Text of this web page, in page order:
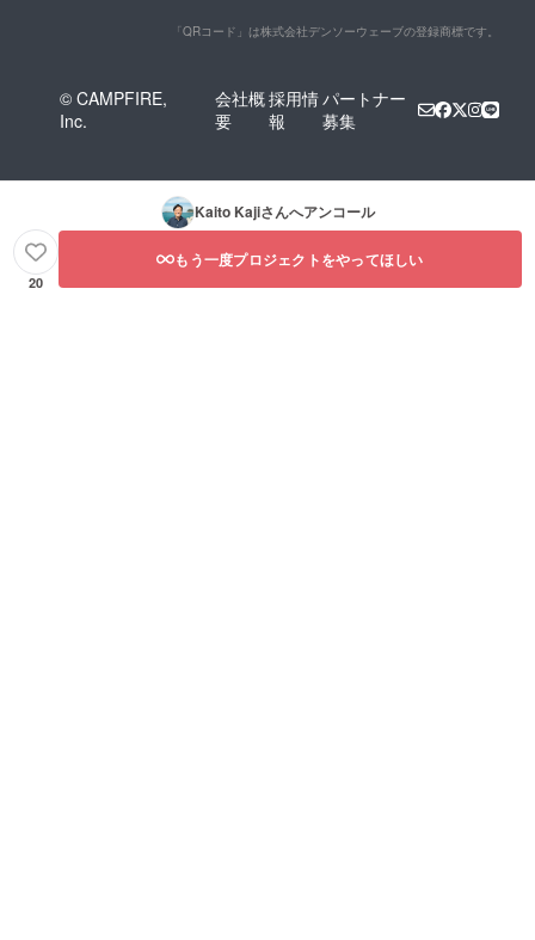
「QRコード」は株式会社デンソーウェーブの登録商標です。
© CAMPFIRE,
Inc.
会社概
要
採用情
報
パートナー
募集
Kaito Kajiさんへアンコール
20
もう一度プロジェクトをやってほしい